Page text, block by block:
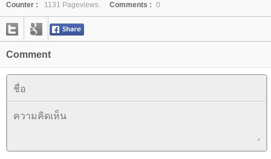
Counter :
1131 Pageviews. Comments : 0
Comment